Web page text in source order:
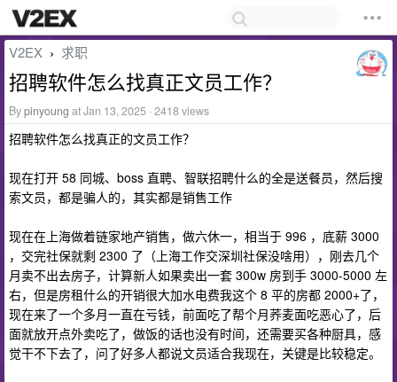
V2EX › 求职
招聘软件怎么找真正文员工作？
Bypinyoung at Jan 13, 2025 · 2418 views
招聘软件怎么找真正的文员工作？
现在打开 58 同城、boss 直聘、智联招聘什么的全是送餐员，然后搜
索文员，都是骗人的，其实都是销售工作
现在在上海做着链家地产销售，做六休一，相当于 996 ，底薪 3000
，交完社保就剩 2300 了（上海工作交深圳社保没啥用），刚去几个
月卖不出去房子，计算新人如果卖出一套 300w 房到手 3000-5000 左
右，但是房租什么的开销很大加水电费我这个 8 平的房都 2000+了，
现在来了一个多月一直在亏钱，前面吃了帮个月荞麦面吃恶心了，后
面就放开点外卖吃了，做饭的话也没有时间，还需要买各种厨具，感
觉干不下去了，问了好多人都说文员适合我现在，关键是比较稳定。